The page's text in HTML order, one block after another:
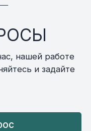
нашей работе
и задайте